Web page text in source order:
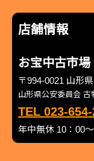
店舗情報
お宝中古市
〒994-0021 山形
山形県公安委員会 古
TEL 023-
年中無休 10：00